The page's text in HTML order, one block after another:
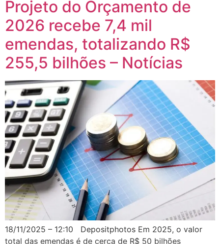
Projeto do Orçamento de
2026 recebe 7,4 mil
emendas, totalizando R$
255,5 bilhões – Notícias
18/11/2025 – 12:10 Depositphotos Em 2025, o valor
total das emendas é de cerca de R$ 50 bilhões